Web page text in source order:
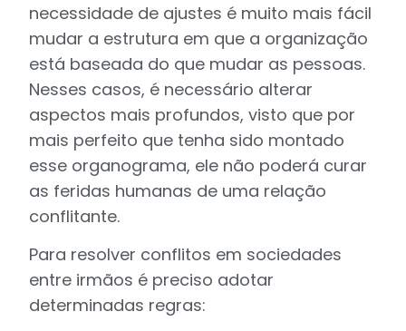
necessidade de ajustes é muito mais fácil
mudar a estrutura em que a organização
está baseada do que mudar as pessoas.
Nesses casos, é necessário alterar
aspectos mais profundos, visto que por
mais perfeito que tenha sido montado
esse organograma, ele não poderá curar
as feridas humanas de uma relação
conflitante.
Para resolver conflitos em sociedades
entre irmãos é preciso adotar
determinadas regras: